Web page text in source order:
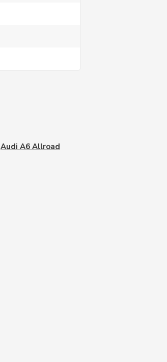
Audi A6 Allroad